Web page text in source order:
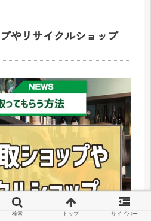
やリサイクルショップ
検索 トップ サイドバー